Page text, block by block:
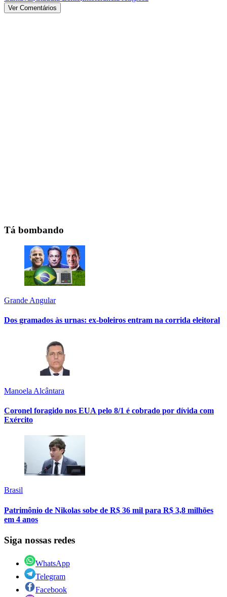
Ver Comentários
Tá bombando
Grande Angular
Dos gramados às urnas: ex-boleiros entram na corrida eleitoral
Manoela Alcântara
Coronel foragido nos EUA pelo 8/1 é cobrado por dívida com
Exército
Brasil
Patrimônio de Nikolas sobe de R$ 36 mil para R$ 3,8 milhões
em 4 anos
Siga nossas redes
WhatsApp
Telegram
Facebook